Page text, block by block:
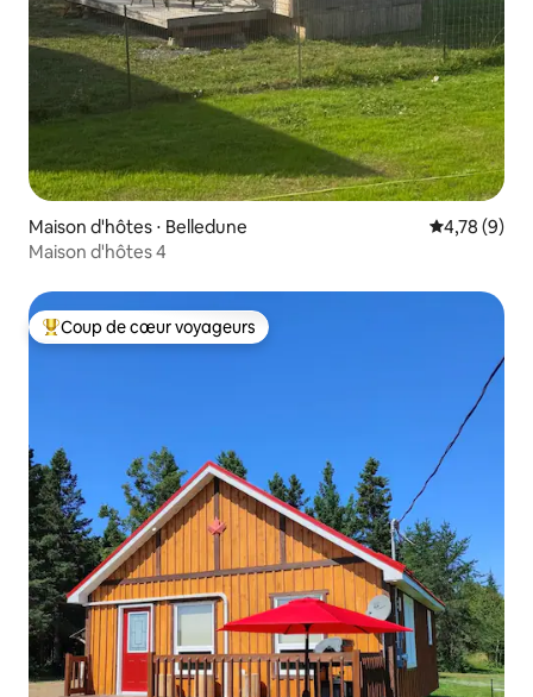
Maison d'hôtes ⋅ Belledune Évaluation
4,78 (9)
Maison d'hôtes 4
Coups de cœur voyageurs les plus appréciés
Coup de cœur voyageurs